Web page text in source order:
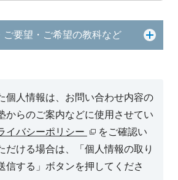
ご要望・ご希望の教科など
個人情報は、お問い合わせ内容の
からのご案内などに使用させてい
イバシーポリシー
をご確認い
だける場合は、「個人情報の取り
信する」ボタンを押してくださ